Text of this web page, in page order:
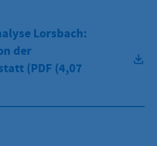
Lorsbach:
der
(PDF (4,07